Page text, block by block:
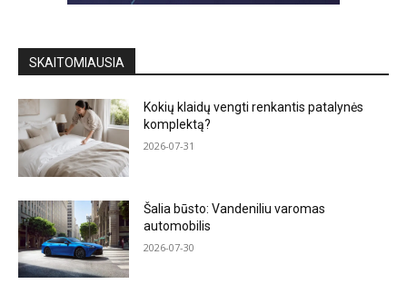
SKAITOMIAUSIA
Kokių klaidų vengti renkantis patalynės
komplektą?
2026-07-31
Šalia būsto: Vandeniliu varomas
automobilis
2026-07-30